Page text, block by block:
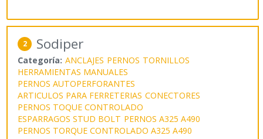
2 Sodiper
Categoría: ANCLAJES PERNOS TORNILLOS
HERRAMIENTAS MANUALES
PERNOS AUTOPERFORANTES
ARTICULOS PARA FERRETERIAS CONECTORES
PERNOS TOQUE CONTROLADO
ESPARRAGOS STUD BOLT PERNOS A325 A490
PERNOS TORQUE CONTROLADO A325 A490